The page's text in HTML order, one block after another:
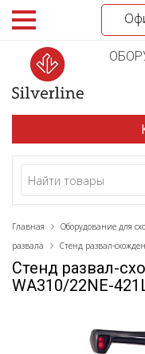
Главная Оборудование для
развала
Стенд развал-
Стенд развал-
WA310/22NE-